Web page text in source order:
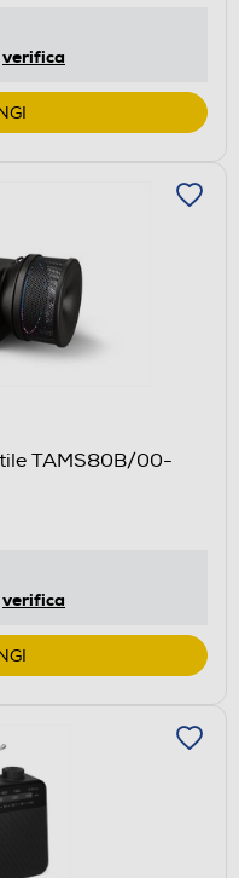
verifica
TAMS80B/00-
verifica